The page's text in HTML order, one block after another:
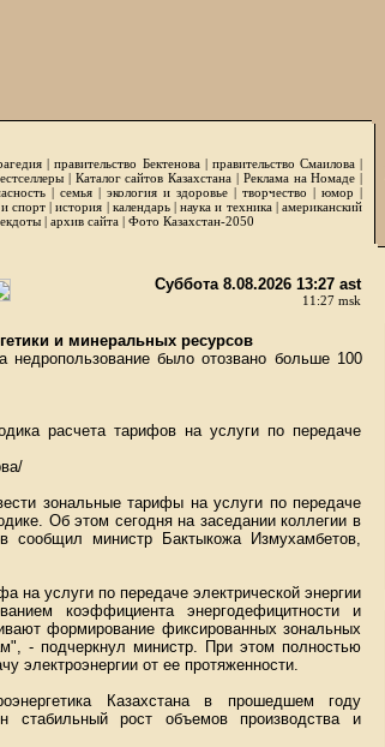
|правительство Бектенова| правительство Смаилова|
| Каталог сайтов Казахстана | Реклама на Номаде |
| семья | экология и здоровье | творчество | юмор |
спорт|история | календарь|наука и техника|американский
| архив сайта | Фото Казахстан-2050
Суббота 8.08.2026 13:27 ast
11:27 msk
и минеральных ресурсов
недропользование было отозвано больше 100
расчета тарифов на услуги по передаче
зональные тарифы на услуги по передаче
Об этом сегодня на заседании коллегии в
сообщил министр Бактыкожа Измухамбетов,
на услуги по передаче электрической энергии
коэффициента энергодефицитности и
формирование фиксированных зональных
- подчеркнул министр. При этом полностью
электроэнергии от ее протяженности.
Казахстана в прошедшем году
стабильный рост объемов производства и